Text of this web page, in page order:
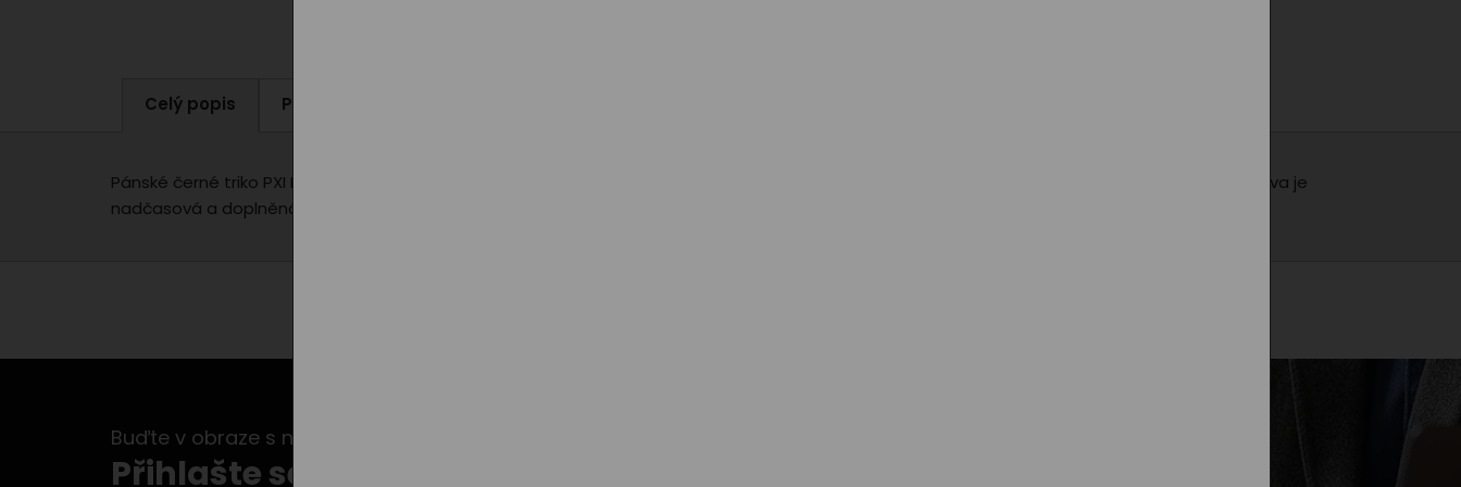
Celý popis Parametry produktu
Pánské černé triko PXI Line je z příjemného materiálu vhodného pro sport i každodenní nošení. Klasický střih umožňuje volnost pohybu, černá barva je
nadčasová a doplněná decentní linií a logem PXI. Skvělý základ pro každou aktivní výbavu.
Buďte v obraze s našimi newslettery...
Přihlašte se k odběru novinek